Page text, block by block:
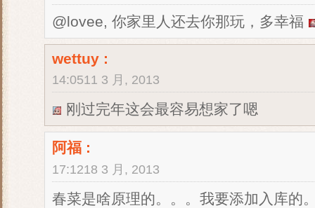
@lovee, 你家里人还去你那玩，多幸福
wettuy :
14:0511 3 月, 2013
刚过完年这会最容易想家了嗯
阿福 :
17:1218 3 月, 2013
春菜是啥原理的。。。我要添加入库的